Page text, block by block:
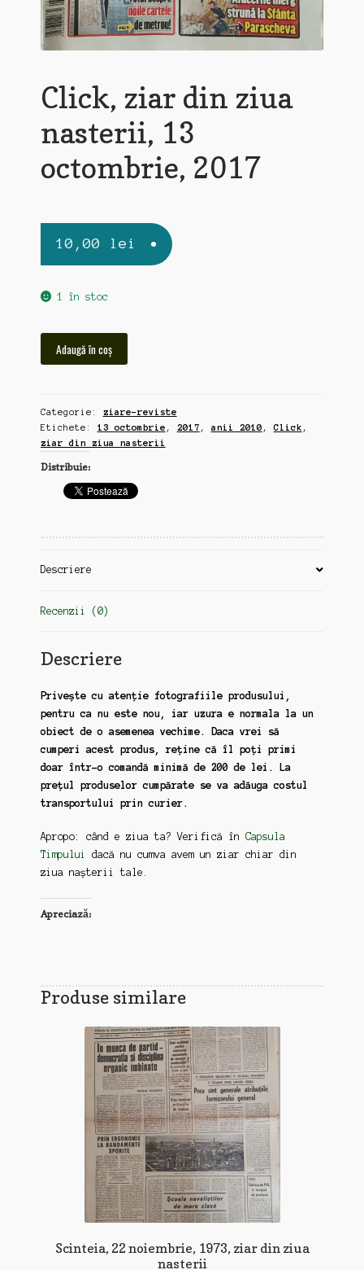
Click, ziar din ziua
nasterii, 13
octombrie, 2017
10,00 lei
1 în stoc
ziua
nasterii,
13
octombrie,
Adaugă în coș
Categorie: ziare-reviste
Etichete: 13 octombrie , 2017 ,anii 2010 ,Click ,
ziar din ziua nasterii
Distribuie:
Descriere
Recenzii (0)
Descriere
Privește cu atenție fotografiile produsului,
pentru ca nu este nou, iar uzura e normala la un
obiect de o asemenea vechime. Daca vrei să
cumperi acest produs, reține că îl poți primi
doar într-o comandă minimă de 200 de lei. La
prețul produselor cumpărate se va adăuga costul
transportului prin curier.
Apropo: când e ziua ta? Verifică în Capsula
Timpului
dacă nu cumva avem un ziar chiar din
ziua nașterii tale.
Apreciază:
Produse similare
Scinteia, 22 noiembrie, 1973, ziar din ziua
nasterii